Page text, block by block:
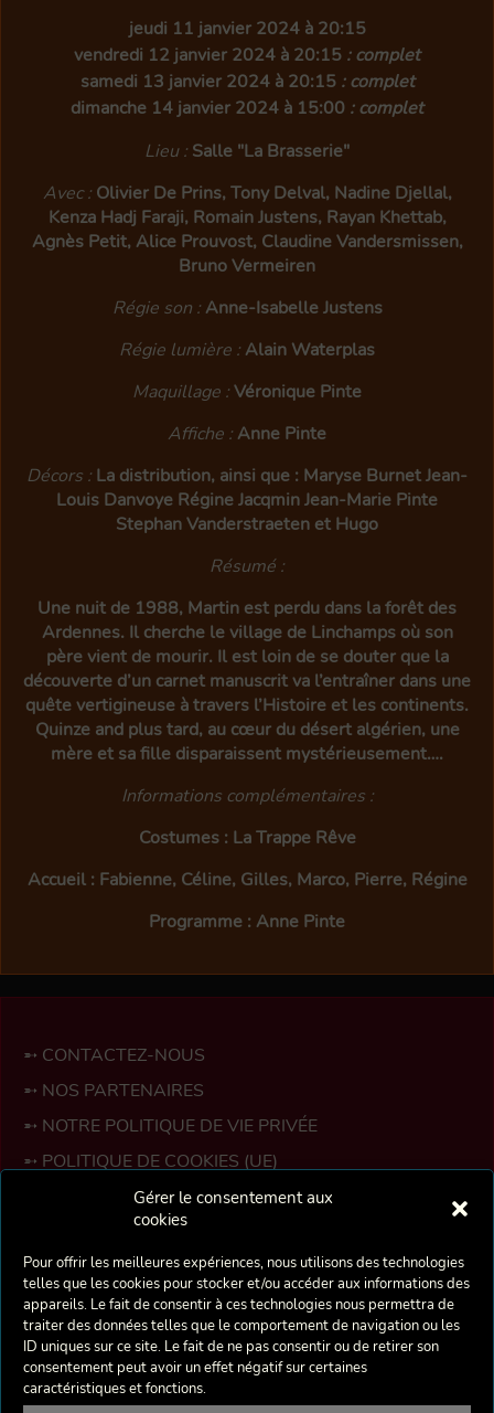
Gérer le consentement aux
cookies
Pour offrir les meilleures expériences, nous utilisons des technologies
telles que les cookies pour stocker et/ou accéder aux informations des
appareils. Le fait de consentir à ces technologies nous permettra de
traiter des données telles que le comportement de navigation ou les
ID uniques sur ce site. Le fait de ne pas consentir ou de retirer son
consentement peut avoir un effet négatif sur certaines
caractéristiques et fonctions.
jeudi 11 janvier 2024 à 20:15
vendredi 12 janvier 2024 à 20:15 : complet
samedi 13 janvier 2024 à 20:15: complet
dimanche 14 janvier 2024 à 15:00 : complet
Lieu : Salle "La Brasserie"
Avec : Olivier De Prins, Tony Delval, Nadine Djellal,
Kenza Hadj Faraji, Romain Justens, Rayan Khettab,
Agnès Petit, Alice Prouvost, Claudine Vandersmissen,
Bruno Vermeiren
Régie son : Anne-Isabelle Justens
Régie lumière : Alain Waterplas
Maquillage :Véronique Pinte
Affiche : Anne Pinte
Décors : La distribution, ainsi que : Maryse Burnet Jean-
Louis Danvoye Régine Jacqmin Jean-Marie Pinte
Stephan Vanderstraeten et Hugo
Résumé :
Une nuit de 1988, Martin est perdu dans la forêt des
Ardennes. Il cherche le village de Linchamps où son
père vient de mourir. Il est loin de se douter que la
découverte d’un carnet manuscrit va l’entraîner dans une
quête vertigineuse à travers l’Histoire et les continents.
Quinze and plus tard, au cœur du désert algérien, une
mère et sa fille disparaissent mystérieusement….
Informations complémentaires :
Costumes : La Trappe Rêve
Accueil : Fabienne, Céline, Gilles, Marco, Pierre, Régine
Programme : Anne Pinte
CONTACTEZ-NOUS
NOS PARTENAIRES
NOTRE POLITIQUE DE VIE PRIVÉE
POLITIQUE DE COOKIES (UE)
ESPACE MEMBRES
amateur fondée en 1975 par deux professeurs d’Art
Dramatique de l’Académie de Berchem-Sainte-Agathe :
Danielle Munter et Christian Lombard, suite au
montage de la pièce de Charles Dyer : «La Crécelle».
Encouragé par l’Association Culturelle et Artistique de
Berchem-Sainte-Agathe et avec la complicité de